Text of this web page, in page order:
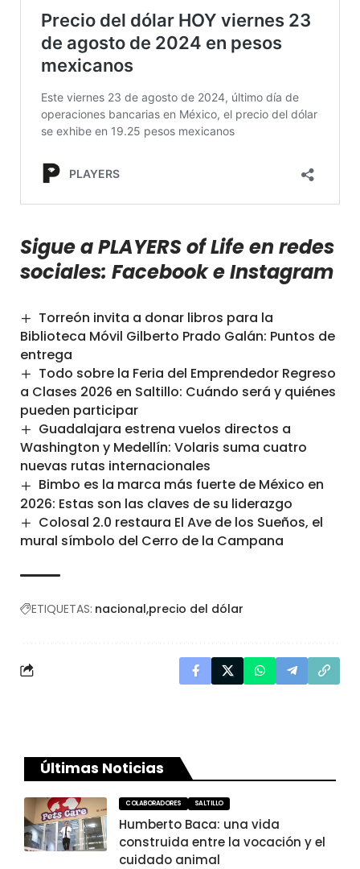
Sigue a PLAYERS of Life en redes
sociales: FacebookeInstagram
Torreón invita a donar libros para la
Biblioteca Móvil Gilberto Prado Galán: Puntos de
entrega
Todo sobre la Feria del Emprendedor Regreso
a Clases 2026 en Saltillo: Cuándo será y quiénes
pueden participar
Guadalajara estrena vuelos directos a
Washington y Medellín: Volaris suma cuatro
nuevas rutas internacionales
Bimbo es la marca más fuerte de México en
2026: Estas son las claves de su liderazgo
Colosal 2.0 restaura El Ave de los Sueños, el
mural símbolo del Cerro de la Campana
ETIQUETAS: nacional precio del dólar
Últimas Noticias
COLABORADORES SALTILLO
Humberto Baca: una vida
construida entre la vocación y el
cuidado animal